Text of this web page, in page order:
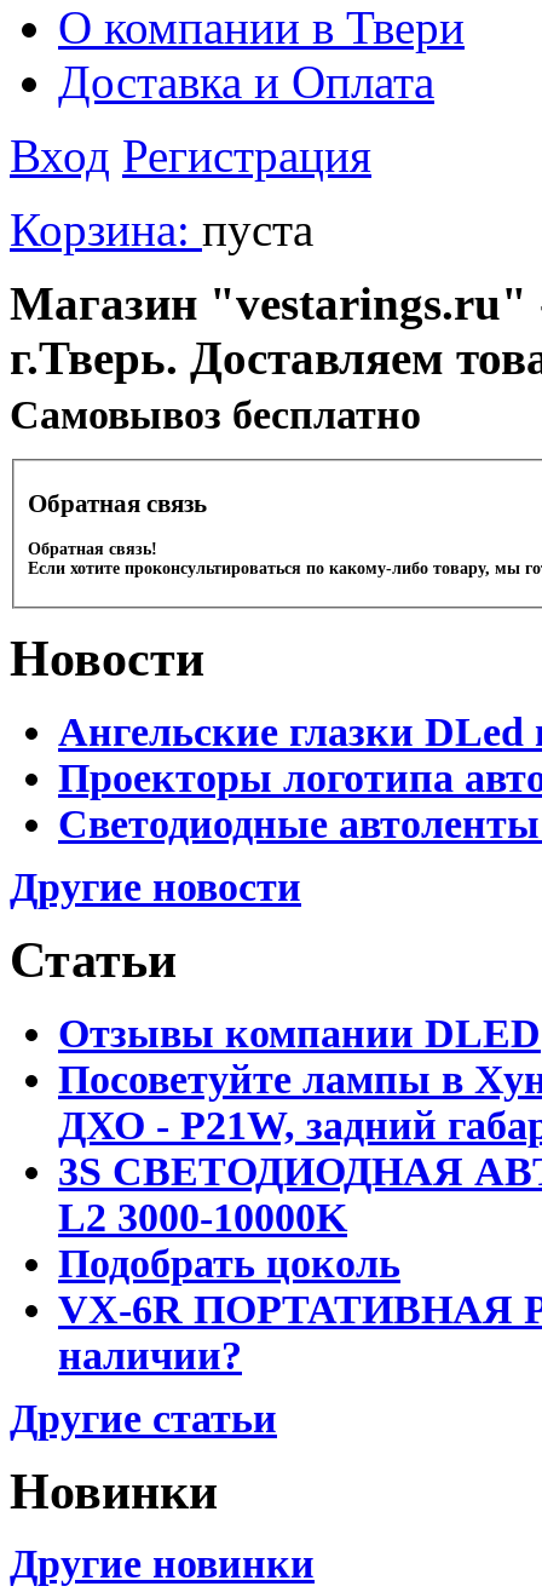
О компании в Твери
Доставка и Оплата
Вход Регистрация
Корзина: пуста
Магазин "vestarings.ru"
г.Тверь. Доставляем
Cамовывоз бесплатно
Обратная связь
Обратная связь!
Если хотите проконсультироваться по какому-либо товару, мы
Новости
Ангельские глазки DLed
Проекторы логотипа
Светодиодные
Другие новости
Статьи
Отзывы компании DLED
Посоветуйте лампы в
ДХО - P21W, задний
3S СВЕТОДИОДНАЯ
L2 3000-10000K
Подобрать цоколь
VX-6R ПОРТАТИВНАЯ
наличии?
Другие статьи
Новинки
Другие новинки